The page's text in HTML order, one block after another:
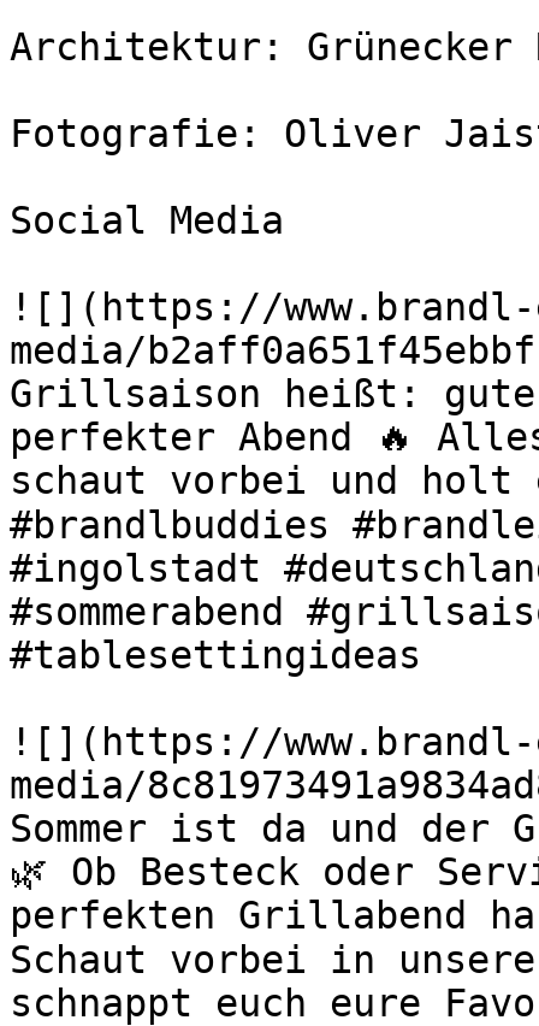
Architektur:
Fotografie: Oliver
Social Media
![](https://
media/
Grillsaison heißt:
perfekter Abend 🔥
schaut vorbei und holt
#brandlbuddies
#ingolstadt
#sommerabend
#tablesettingideas
![](https://
media/
Sommer ist da und
🌿 Ob Besteck oder
perfekten Grillabend
Schaut vorbei in
schnappt euch eure